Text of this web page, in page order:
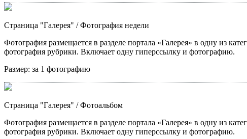
Страница "Галерея" / Фотография недели
Фотография размещается в разделе портала «Галерея» в одну из
фотография рубрики. Включает одну гиперссылку и фотографию.
Размер: за 1 фотографию
Страница "Галерея" / Фотоальбом
Фотография размещается в разделе портала «Галерея» в одну из
фотография рубрики. Включает одну гиперссылку и фотографию.